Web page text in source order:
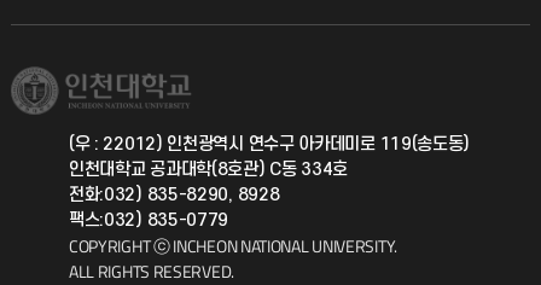
취업정보(학생)
학생서비스 지킴이
총동문회
국제지원과
공자아카데미
기초교육원
(우 : 22012) 인천광역시 연수구 아카데미로 119(송도동)
인천대학교 공과대학(8호관) C동 334호
전화:032) 835-8290, 8928
팩스:032) 835-0779
COPYRIGHT ⓒ INCHEON NATIONAL UNIVERSITY.
ALL RIGHTS RESERVED.